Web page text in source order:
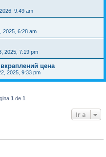
9:49 am
2025, 6:28 am
2025, 7:19 pm
цена
2025, 9:33 pm
1 de 1
Ir a